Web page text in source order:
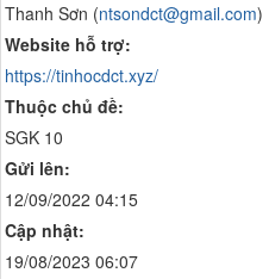
Thanh Sơn (ntsondct@gmail.com)
Website hỗ trợ:
https://tinhocdct.xyz/
Thuộc chủ đề:
SGK 10
Gửi lên:
12/09/2022 04:15
Cập nhật:
19/08/2023 06:07